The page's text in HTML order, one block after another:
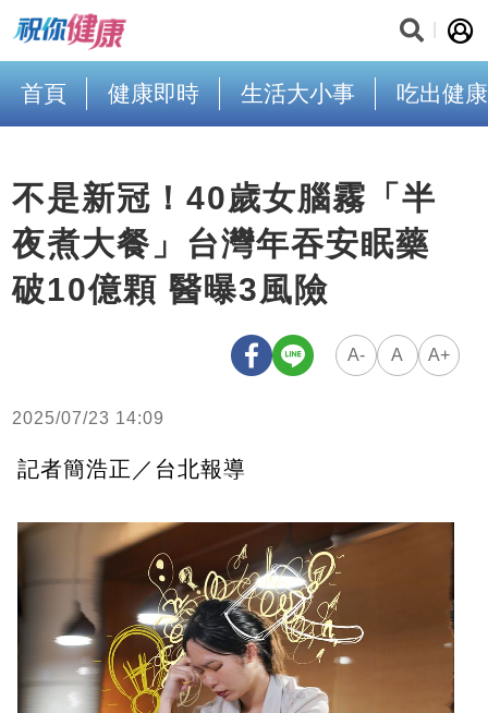
首頁 健康即時 生活大小事 吃出健康
不是新冠！40歲女腦霧「半
夜煮大餐」台灣年吞安眠藥
破10億顆 醫曝3風險
A- A A+
2025/07/23 14:09
記者簡浩正／台北報導